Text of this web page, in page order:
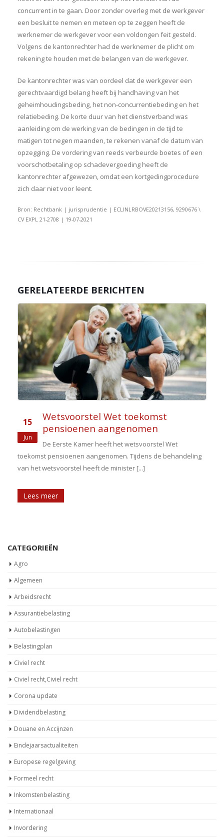
concurrent in te gaan. Door zonder overleg met de werkgever
een besluit te nemen en meteen op te zeggen heeft de
werknemer de werkgever voor een voldongen feit gesteld.
Volgens de kantonrechter had de werknemer de plicht om
rekening te houden met de belangen van de werkgever.
De kantonrechter was van oordeel dat de werkgever een
gerechtvaardigd belang heeft bij handhaving van het
geheimhoudingsbeding, het non-concurrentiebeding en het
relatiebeding. De korte duur van het dienstverband was
aanleiding om de werking van de bedingen in de tijd te
matigen tot negen maanden, te rekenen vanaf de datum van
opzegging. De vordering van reeds verbeurde boetes of een
voorschotbetaling op schadevergoeding heeft de
kantonrechter afgewezen, omdat een kortgedingprocedure
zich daar niet voor leent.
Bron: Rechtbank | jurisprudentie | ECLINLRBOVE20213156, 9290676 \
CV EXPL 21-2708 | 19-07-2021
GERELATEERDE BERICHTEN
15
Jun
Wetsvoorstel Wet toekomst
pensioenen aangenomen
De Eerste Kamer heeft het wetsvoorstel Wet
toekomst pensioenen aangenomen. Tijdens de behandeling
van het wetsvoorstel heeft de minister [...]
Lees meer
CATEGORIEËN
Agro
Algemeen
Arbeidsrecht
Assurantiebelasting
Autobelastingen
Belastingplan
Civiel recht
Civiel recht,Civiel recht
Corona update
Dividendbelasting
Douane en Accijnzen
Eindejaarsactualiteiten
Europese regelgeving
Formeel recht
Inkomstenbelasting
Internationaal
Invordering